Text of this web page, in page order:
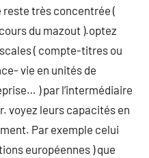
très concentrée (
du mazout ).optez
( compte-titres ou
vie en unités de
) par l’intermédiaire
voyez leurs capacités en
Par exemple celui
européennes ) que